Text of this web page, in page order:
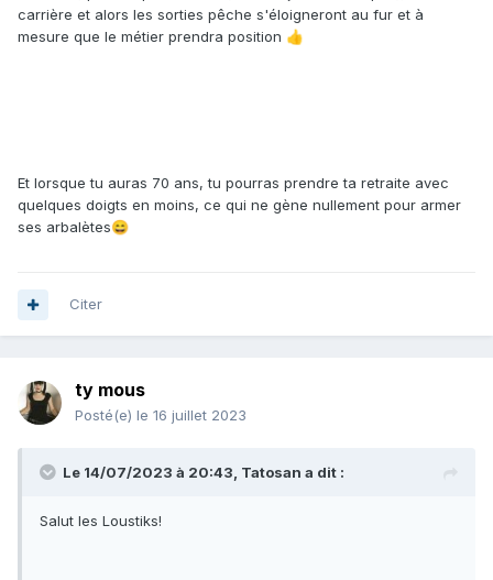
carrière et alors les sorties pêche s'éloigneront au fur et à
mesure que le métier prendra position 👍
Et lorsque tu auras 70 ans, tu pourras prendre ta retraite avec
quelques doigts en moins, ce qui ne gène nullement pour armer
ses arbalètes😄
Citer
ty mous
Posté(e) le 16 juillet 2023
Le 14/07/2023 à 20:43, Tatosan a dit :
Salut les Loustiks!